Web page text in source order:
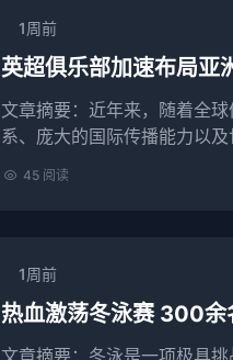
1周前
英超俱乐部加速布局亚
文章摘要：近年来，随着全
系、庞大的国际传播能力以
不仅拥有庞大的球迷基础，
45 阅读
1周前
热血激荡冬泳赛 300余
文章摘要：冬泳是一项极具